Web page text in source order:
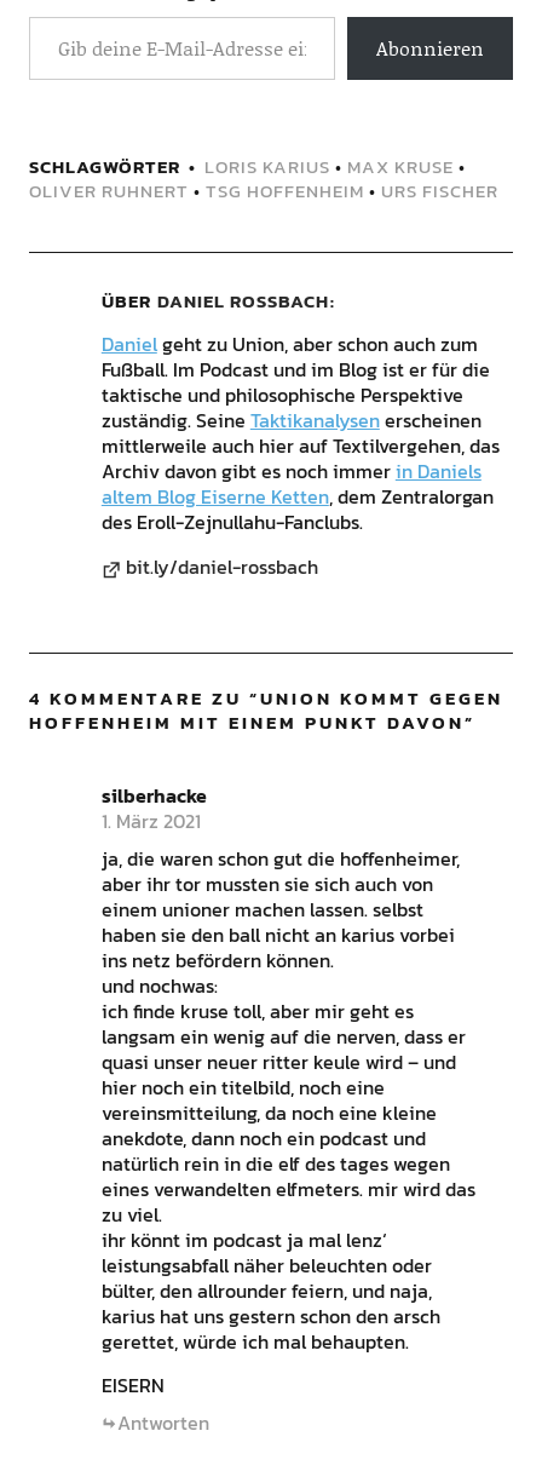
Abonnieren
SCHLAGWÖRTER LORIS KARIUS • MAX KRUSE •
OLIVER RUHNERT • TSG HOFFENHEIM • URS FISCHER
ÜBER DANIEL ROSSBACH
Danielgeht zu Union, aber schon auch zum
Fußball. Im Podcast und im Blog ist er für die
taktische und philosophische Perspektive
zuständig. Seine Taktikanalysenerscheinen
mittlerweile auch hier auf Textilvergehen, das
Archiv davon gibt es noch immerin Daniels
altem Blog Eiserne Ketten, dem Zentralorgan
des Eroll-Zejnullahu-Fanclubs.
bit.ly/daniel-rossbach
4 KOMMENTARE ZU “UNION KOMMT GEGEN
HOFFENHEIM MIT EINEM PUNKT DAVON”
silberhacke
1. März 2021
ja, die waren schon gut die hoffenheimer,
aber ihr tor mussten sie sich auch von
einem unioner machen lassen. selbst
haben sie den ball nicht an karius vorbei
ins netz befördern können.
und nochwas:
ich finde kruse toll, aber mir geht es
langsam ein wenig auf die nerven, dass er
quasi unser neuer ritter keule wird – und
hier noch ein titelbild, noch eine
vereinsmitteilung, da noch eine kleine
anekdote, dann noch ein podcast und
natürlich rein in die elf des tages wegen
eines verwandelten elfmeters. mir wird das
zu viel.
ihr könnt im podcast ja mal lenz‘
leistungsabfall näher beleuchten oder
bülter, den allrounder feiern, und naja,
karius hat uns gestern schon den arsch
gerettet, würde ich mal behaupten.
EISERN
Antworten